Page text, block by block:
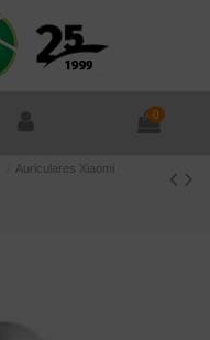
0
Auriculares Xiaomi